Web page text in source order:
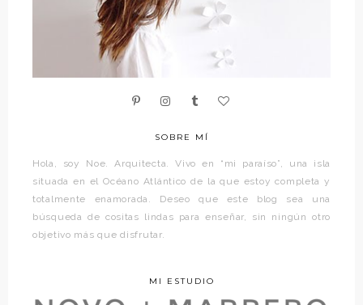
SOBRE MÍ
Hola, soy Noe. Arquitecta. Vivo en “mi paraíso”, una isla
situada en el Océano Atlántico de la que estoy completa y
totalmente enamorada. Deseo que este blog sea una
búsqueda de cositas lindas para enseñar, sin ningún otro
objetivo más que disfrutar.
MI ESTUDIO